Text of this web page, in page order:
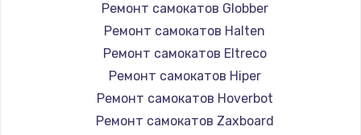
Ремонт самокатов Globber
Ремонт самокатов Halten
Ремонт самокатов Eltreco
Ремонт самокатов Hiper
Ремонт самокатов Hoverbot
Ремонт самокатов Zaxboard